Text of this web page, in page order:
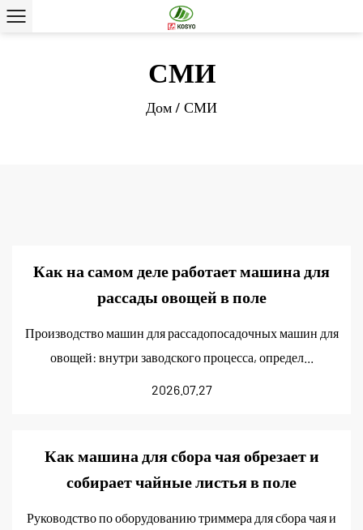
СМИ
Дом / СМИ
Как на самом деле работает машина для
рассады овощей в поле
Производство машин для рассадопосадочных машин для
овощей: внутри заводского процесса, определ...
2026.07.27
Как машина для сбора чая обрезает и
собирает чайные листья в поле
Руководство по оборудованию триммера для сбора чая и